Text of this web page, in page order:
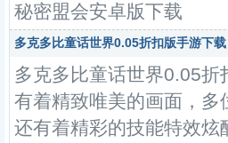
秘密盟会安卓版下载
多克多比童话世界0.05折扣版手游下载
多克多比童话世界0.05
有着精致唯美的画面，
还有着精彩的技能特效